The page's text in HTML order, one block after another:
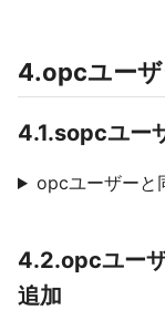
4.opcユー
4.1.sopcユー
opcユーザーと
4.2.opcユー
追加